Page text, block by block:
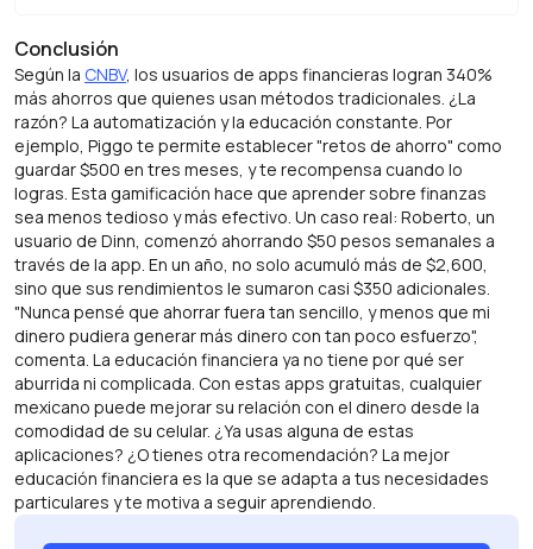
Conclusión
Según la CNBV, los usuarios de apps financieras logran 340%
más ahorros que quienes usan métodos tradicionales. ¿La
razón? La automatización y la educación constante. Por
ejemplo, Piggo te permite establecer "retos de ahorro" como
guardar $500 en tres meses, y te recompensa cuando lo
logras. Esta gamificación hace que aprender sobre finanzas
sea menos tedioso y más efectivo. Un caso real: Roberto, un
usuario de Dinn, comenzó ahorrando $50 pesos semanales a
través de la app. En un año, no solo acumuló más de $2,600,
sino que sus rendimientos le sumaron casi $350 adicionales.
"Nunca pensé que ahorrar fuera tan sencillo, y menos que mi
dinero pudiera generar más dinero con tan poco esfuerzo",
comenta. La educación financiera ya no tiene por qué ser
aburrida ni complicada. Con estas apps gratuitas, cualquier
mexicano puede mejorar su relación con el dinero desde la
comodidad de su celular. ¿Ya usas alguna de estas
aplicaciones? ¿O tienes otra recomendación? La mejor
educación financiera es la que se adapta a tus necesidades
particulares y te motiva a seguir aprendiendo.